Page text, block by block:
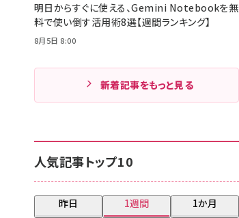
明日からすぐに使える、Gemini Notebookを無
料で使い倒す活用術8選【週間ランキング】
8月5日 8:00
新着記事をもっと見る
人気記事トップ10
昨日 1週間 1か月